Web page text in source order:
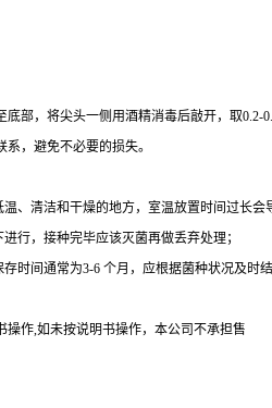
底部，将尖头一侧用酒精消毒后敲开，取
，避免不必要的损失。
、清洁和干燥的地方，室温放置时间过长会
行，接种完毕应该灭菌再做丢弃处理；
时间通常为3-6 个月，应根据菌种状况及时
操作,如未按说明书操作，本公司不承担售